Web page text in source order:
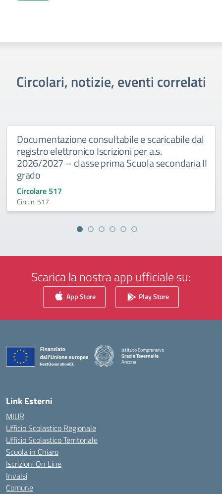
Circolari, notizie, eventi correlati
Documentazione consultabile e scaricabile dal
registro elettronico Iscrizioni per a.s.
2026/2027 – classe prima Scuola secondaria II
grado
Circolare 517
Circ. n. 517
Scarica la nostra app ufficiale su:
App Store Play Store
Istituto Comprensivo
Grazie Tavernelle
Ancona
Link Esterni
MIUR
Ufficio Scolastico Regionale
Ufficio Scolastico Territoriale
Scuola in Chiaro
Iscrizioni On Line
Invalsi
Comune